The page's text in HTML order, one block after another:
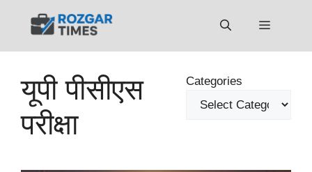
Menu
यूपी पीसीएस
परीक्षा
Categories